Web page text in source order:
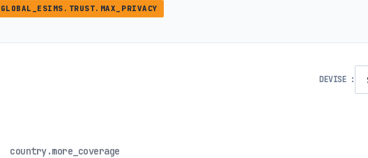
GLOBAL_ESIMS.TRUST.MAX_PRIVACY
DEVISE :
country.more_coverage